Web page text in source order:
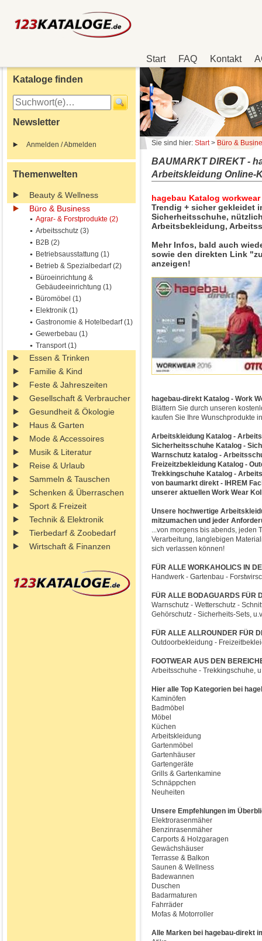
Start FAQ Kontakt
Kataloge finden
Newsletter
Anmelden / Abmelden
Themenwelten
Beauty & Wellness
Büro & Business
Agrar- & Forstprodukte (2)
Arbeitsschutz (3)
B2B (2)
Betriebsausstattung (1)
Betrieb & Spezialbedarf (2)
Büroeinrichtung &
Gebäudeeinrichtung (1)
Büromöbel (1)
Elektronik (1)
Gastronomie & Hotelbedarf (1)
Gewerbebau (1)
Transport (1)
Essen & Trinken
Familie & Kind
Feste & Jahreszeiten
Gesellschaft & Verbraucher
Gesundheit & Ökologie
Haus & Garten
Mode & Accessoires
Musik & Literatur
Reise & Urlaub
Sammeln & Tauschen
Schenken & Überraschen
Sport & Freizeit
Technik & Elektronik
Tierbedarf & Zoobedarf
Wirtschaft & Finanzen
Sie sind hier: Start>Büro &
BAUMARKT DIREKT -
Arbeitskleidung Online-
hagebau Katalog
Trendig + sicher gekleidet
Sicherheitsschuhe,
Arbeitsbekleidung,
Mehr Infos, bald auch
sowie den direkten Link
anzeigen!
hagebau-direkt Katalog - Work
Blättern Sie durch unseren
kaufen Sie Ihre Wunschprodukte
Arbeitskleidung Katalog -
Sicherheitsschuhe Katalog -
Warnschutz katalog -
Freizeitzbekleidung Katalog -
Trekkingschuhe Katalog -
von baumarkt direkt - IHREM
unserer aktuellen Work Wear
Unsere hochwertige
mitzumachen und jeder
...von morgens bis abends, jeden
Verarbeitung, langlebigen
sich verlassen können!
FÜR ALLE WORKAHOLICS IN
Handwerk - Gartenbau -
FÜR ALLE BODAGUARDS FÜR
Warnschutz - Wetterschutz -
Gehörschutz - Sicherheits-Sets,
FÜR ALLE ALLROUNDER FÜR
Outdoorbekleidung -
FOOTWEAR AUS DEN
Arbeitsschuhe - Trekkingschuhe,
Hier alle Top Kategorien bei
Kaminöfen
Badmöbel
Möbel
Küchen
Arbeitskleidung
Gartenmöbel
Gartenhäuser
Gartengeräte
Grills & Gartenkamine
Schnäppchen
Neuheiten
Unsere Empfehlungen im
Elektrorasenmäher
Benzinrasenmäher
Carports & Holzgaragen
Gewächshäuser
Terrasse & Balkon
Saunen & Wellness
Badewannen
Duschen
Badarmaturen
Fahrräder
Mofas & Motorroller
Alle Marken bei hagebau-direkt